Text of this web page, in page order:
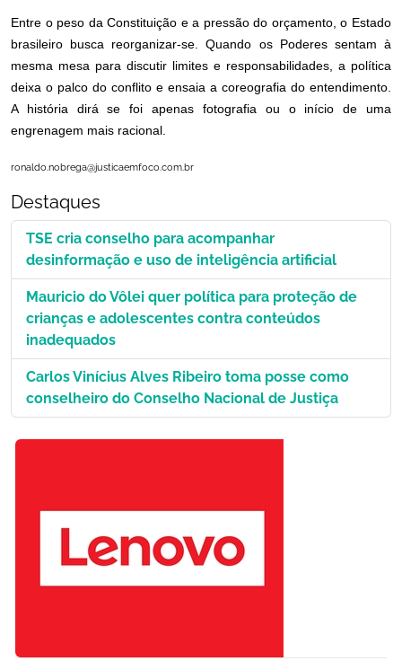
Entre o peso da Constituição e a pressão do orçamento, o Estado
brasileiro busca reorganizar-se. Quando os Poderes sentam à
mesma mesa para discutir limites e responsabilidades, a política
deixa o palco do conflito e ensaia a coreografia do entendimento.
A história dirá se foi apenas fotografia ou o início de uma
engrenagem mais racional.
ronaldo.nobrega@justicaemfoco.com.br
Destaques
TSE cria conselho para acompanhar
desinformação e uso de inteligência artificial
Mauricio do Vôlei quer política para proteção de
crianças e adolescentes contra conteúdos
inadequados
Carlos Vinícius Alves Ribeiro toma posse como
conselheiro do Conselho Nacional de Justiça